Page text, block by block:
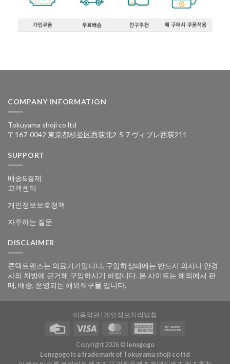
COMPANY INFORMATION
Tokuyama shoji co ltd
〒167-0042 東京都杉並区西荻北2-5-7 ヴィブレ西荻211
SUPPORT
배송&결제
고객센터
개인정보보호정책
자주하는 질문
DISCLAIMER
콘택트렌즈는 의료기기입니다. 구입하실때에는 반드시 의사나 안경
사의 처방에 근거해 구입하시기 바랍니다. 본 사이트는 해외에서 판
매, 배송, 운영되는 해외직구몰 입니다.
이용약관 개인정보처리방침
Copyright 2026 © lensgogo
Lensgogo is a trademark of Tokuyama shoji co ltd